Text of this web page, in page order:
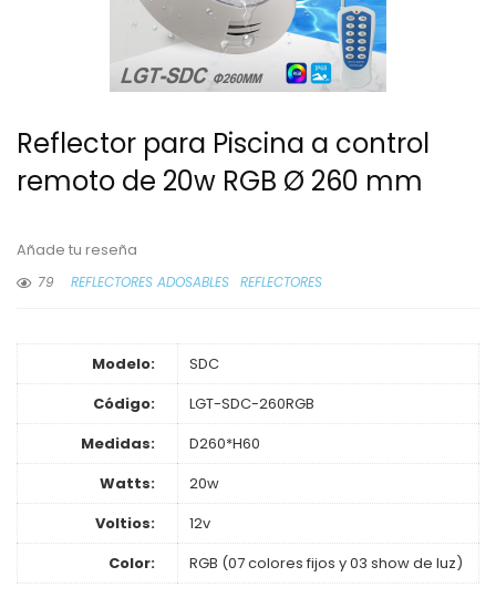
Reflector para Piscina a control
remoto de 20w RGB Ø 260 mm
Añade tu reseña
79
REFLECTORES ADOSABLES REFLECTORES
Modelo:
SDC
Código:
LGT-SDC-260RGB
Medidas:
D260*H60
Watts:
20w
Voltios:
12v
Color:
RGB (07 colores fijos y 03 show de luz)